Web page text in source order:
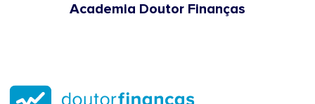
Academia Doutor Finanças